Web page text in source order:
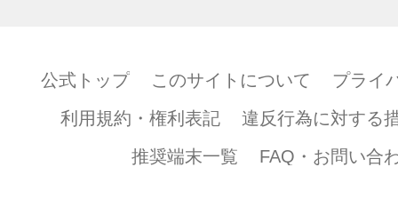
公式トップ このサイトについて
プライ
利用規約・権利表記
違反行為に対する
推奨端末一覧
FAQ・お問い合